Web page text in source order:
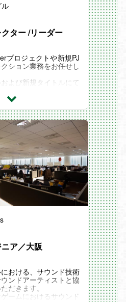
ムの品質向上は重要な
す。
複数のプラットフォー
に向けてリリース・運
拠点とのコミュニケー
人材育成を通じたチー
ています。
につけられるスキル・
ワイドでのゲーム開発
る品質管理業務のグロ
経験が取得出来ます。
為に、先端技術による
テム構築化も推進して
も得る事が出来ます。
ター /リーダー
プロジェクトや新規PJ
ション業務をお任せし
よび新規タイトルにて
ポジションです。
、サウンドユニットと
各ゲームプロジェクト
をとっています。
も大きく、自身の思い
です。
トおよび仕様の策定
社との連携・折衝・窓
の制作（適正により
最終調整
ア／大阪
おける、サウンド技術
ンドアーティストと協
だきます。
ームにおけるサウンド